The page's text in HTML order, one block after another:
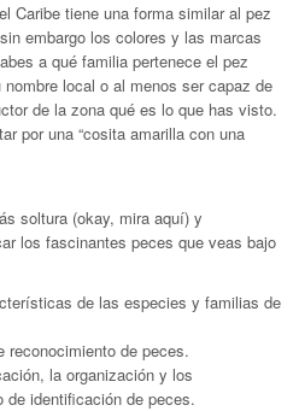
Caribe tiene una forma similar al pez
embargo los colores y las marcas
a qué familia pertenece el pez
local o al menos ser capaz de
de la zona qué es lo que has visto.
por una “cosita amarilla con una
soltura (okay, mira aquí) y
los fascinantes peces que veas bajo
de las especies y familias de
reconocimiento de peces.
la organización y los
de identificación de peces.